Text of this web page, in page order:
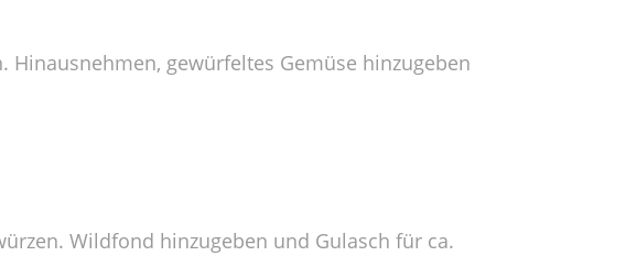
gewürfeltes Gemüse hinzugeben
Wildfond hinzugeben und Gulasch für ca.